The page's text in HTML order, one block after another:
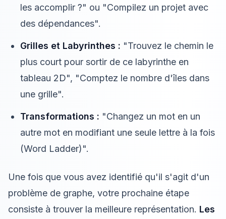
les accomplir ?" ou "Compilez un projet avec
des dépendances".
Grilles et Labyrinthes : "Trouvez le chemin le
plus court pour sortir de ce labyrinthe en
tableau 2D", "Comptez le nombre d'îles dans
une grille".
Transformations : "Changez un mot en un
autre mot en modifiant une seule lettre à la fois
(Word Ladder)".
Une fois que vous avez identifié qu'il s'agit d'un
problème de graphe, votre prochaine étape
consiste à trouver la meilleure représentation. Les